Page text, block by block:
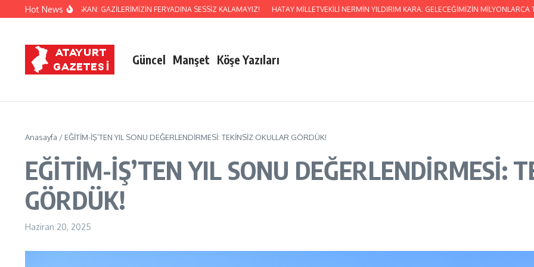
İçeriğe atlaHot News
ÇALIŞKAN: GAZİLERİMİZİN FERYADINA SESSİZ KALAMAYIZ! HATAY MİLLETVEKİLİ NERMİN YILDIRIM KARA: GELECEĞİMİZİN MİLYONLARCA TON
Güncel Manşet Köşe Yazıları
Anasayfa / EĞİTİM-İŞ’TEN YIL SONU DEĞERLENDİRMESİ: TEKİNSİZ OKULLAR GÖRDÜK!
EĞİTİM-İŞ’TEN YIL SONU DEĞERLENDİRMESİ:
GÖRDÜK!
Haziran 20, 2025